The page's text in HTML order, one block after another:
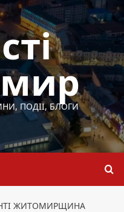
ПОДІЇ, БЛОГИ
ЖИТОМИРЩИНА